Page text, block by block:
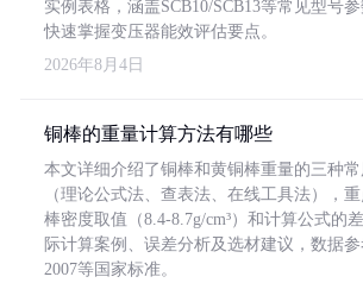
实例表格，涵盖SCB10/SCB13等常见型号
快速掌握变压器能效评估要点。
2026年8月4日
铜棒的重量计算方法有哪些
本文详细介绍了铜棒和黄铜棒重量的三种
（理论公式法、查表法、在线工具法），
棒密度取值（8.4-8.7g/cm³）和计算公式的
际计算案例、误差分析及选材建议，数据参
2007等国家标准。